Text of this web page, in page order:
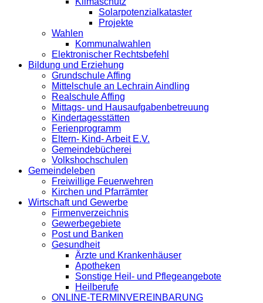
Solarpotenzialkataster
Projekte
Wahlen
Kommunalwahlen
Elektronischer Rechtsbefehl
Bildung und Erziehung
Grundschule Affing
Mittelschule an Lechrain Aindling
Realschule Affing
Mittags- und Hausaufgabenbetreuung
Kindertagesstätten
Ferienprogramm
Eltern- Kind- Arbeit E.V.
Gemeindebücherei
Volkshochschulen
Gemeindeleben
Freiwillige Feuerwehren
Kirchen und Pfarrämter
Wirtschaft und Gewerbe
Firmenverzeichnis
Gewerbegebiete
Post und Banken
Gesundheit
Ärzte und Krankenhäuser
Apotheken
Sonstige Heil- und Pflegeangebote
Heilberufe
ONLINE-TERMINVEREINBARUNG